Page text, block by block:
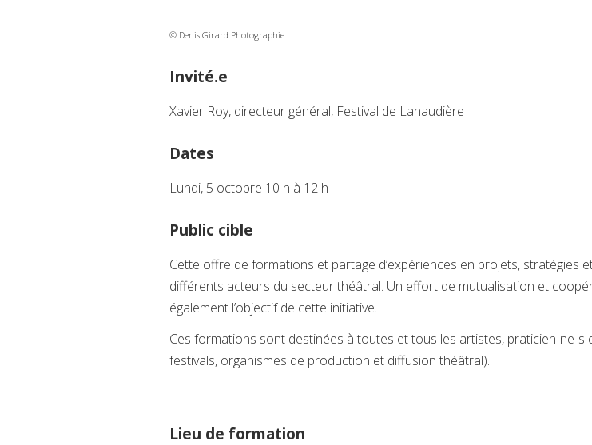
© Denis Girard Photographie
Invité.e
Xavier Roy, directeur général, Festival de Lanaudière
Dates
Lundi, 5 octobre 10 h à 12 h
Public cible
Cette offre de formations et partage d’expériences en projets, stratégies
différents acteurs du secteur théâtral. Un effort de mutualisation et
également l’objectif de cette initiative.
Ces formations sont destinées à toutes et tous les artistes, praticien-ne-
festivals, organismes de production et diffusion théâtral).
Lieu de formation